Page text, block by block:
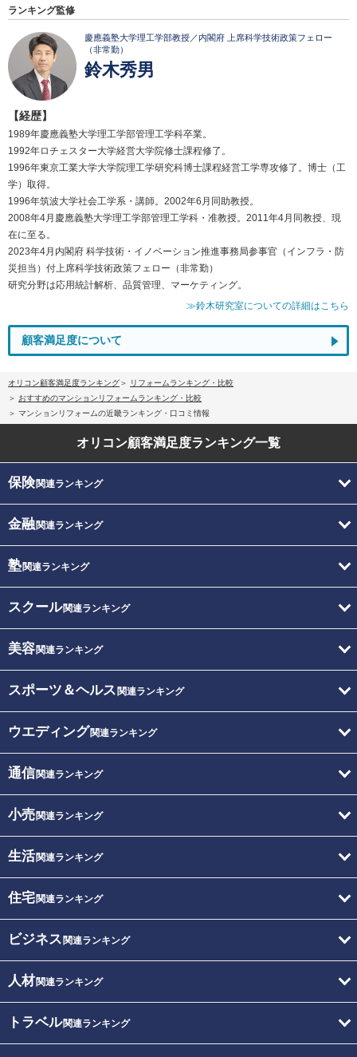
ランキング監修
慶應義塾大学理工学部教授／内閣府 上席科学技術政策フェロー
（非常勤）
鈴木秀男
【経歴】
1989年慶應義塾大学理工学部管理工学科卒業。
1992年ロチェスター大学経営大学院修士課程修了。
1996年東京工業大学大学院理工学研究科博士課程経営工学専攻修了。博士（工
学）取得。
1996年筑波大学社会工学系・講師。2002年6月同助教授。
2008年4月慶應義塾大学理工学部管理工学科・准教授。2011年4月同教授、現
在に至る。
2023年4月内閣府 科学技術・イノベーション推進事務局参事官（インフラ・防
災担当）付上席科学技術政策フェロー（非常勤）
研究分野は応用統計解析、品質管理、マーケティング。
≫鈴木研究室についての詳細はこちら
顧客満足度について
オリコン顧客満足度ランキング
リフォームランキング・比較
おすすめのマンションリフォームランキング・比較
マンションリフォームの近畿ランキング・口コミ情報
オリコン顧客満足度ランキング一覧
保険関連ランキング
金融関連ランキング
塾関連ランキング
スクール関連ランキング
美容関連ランキング
スポーツ＆ヘルス 関連ランキング
ウエディング関連ランキング
通信関連ランキング
小売関連ランキング
生活関連ランキング
住宅関連ランキング
ビジネス 関連ランキング
人材関連ランキング
トラベル関連ランキング